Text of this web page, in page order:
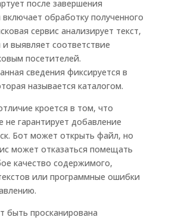
после завершения
обработку полученного
сервис анализирует текст,
выявляет соответствие
посетителей.
сведения фиксируется в
называется каталогом.
кроется в том, что
не гарантирует добавление
Бот может открыть файл, но
может отказаться помещать
качество содержимого,
или программные ошибки
быть просканирована